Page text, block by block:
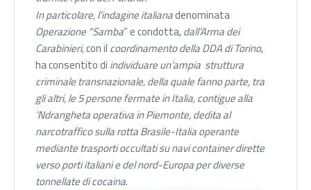
In particolare, l’indagine italianadenominata
Operazione “Samba” e condotta,dall’Arma dei
Carabinieri,con il coordinamento dellaDDA di Torino,
ha consentito di individuare un’ampia struttura
criminale transnazionale, della quale fanno parte, tra
gli altri, le 5 persone fermate in Italia, contigue alla
‘Ndrangheta operativa in Piemonte, dedita al
narcotraffico sulla rotta Brasile-Italiaoperante
mediante trasporti occultati su navi container dirette
verso porti italiani e del nord-Europa per diverse
tonnellate di cocaina.